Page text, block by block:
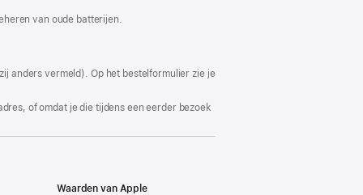
van oude batterijen.
anders vermeld). Op het bestelformulier zie je
of omdat je die tijdens een eerder bezoek
Waarden van Apple